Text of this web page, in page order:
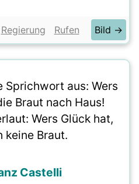
Regierung Rufen Bild →
Sprichwort aus: Wers
Braut nach Haus!
Wers Glück hat,
keine Braut.
Castelli